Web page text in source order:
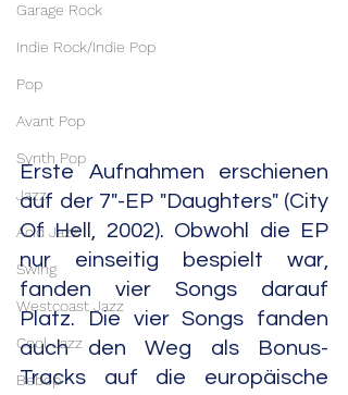
Garage Rock
Indie Rock/Indie Pop
Pop
Avant Pop
Synth Pop
Jazz
Acid Jazz
Swing
Westcoast Jazz
Cool Jazz
Bebop
Erste Aufnahmen erschienen
auf der 7"-EP "Daughters" (City
Of Hell, 2002). Obwohl die EP
nur einseitig bespielt war,
fanden vier Songs darauf
Platz. Die vier Songs fanden
auch den Weg als Bonus-
Tracks auf die europäische